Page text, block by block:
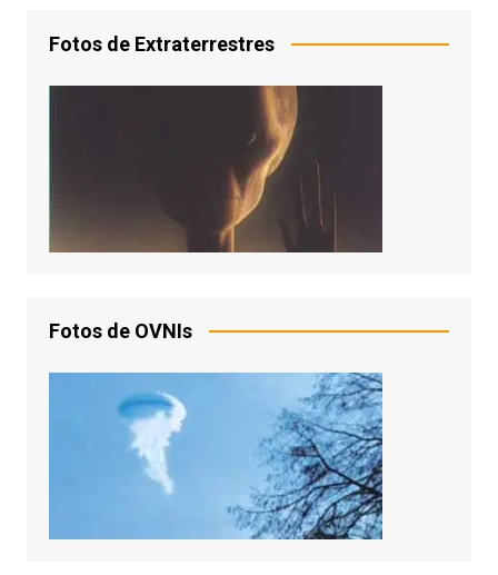
Fotos de Extraterrestres
Fotos de OVNIs